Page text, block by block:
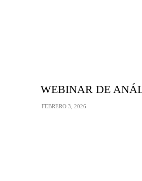
WEBINAR DE
FEBRERO 3, 2026